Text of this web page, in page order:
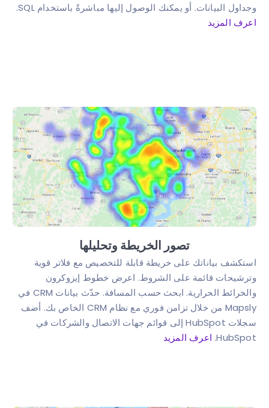
وجداول البيانات. أو يمكنك الوصول إليها مباشرةً باستخدام SQL.
اعرف المزيد
تصور الخريطة وتحليلها
استكشف بياناتك على خريطة قابلة للتخصيص مع فلاتر قوية
وترشيحات قائمة على الشروط. اعرض خطوط إيزوكرون
والخرائط الحرارية. ابحث حسب المسافة. حدّث بيانات CRM في
Mapsly من خلال تزامن فوري مع نظام CRM الخاص بك. أضف
سجلات HubSpot إلى قوائم جهات الاتصال والشركات في
HubSpot. اعرف المزيد